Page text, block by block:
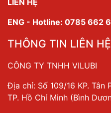
LIÊN HỆ
ENG - Hotline: 0785 662
THÔNG TIN LIÊN HỆ
CÔNG TY TNHH VILUBI
Địa chỉ: Số 109/16 KP. Tân
TP. Hồ Chí Minh (Bình